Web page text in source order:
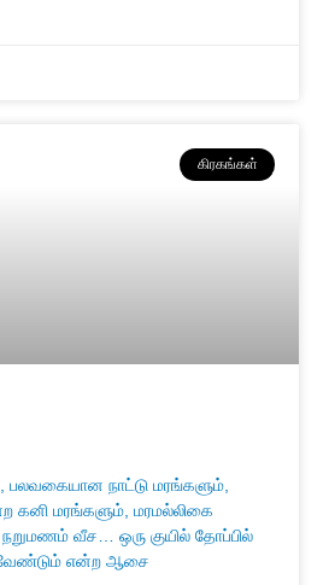
கிரகங்கள்
பலவகையான நாட்டு மரங்களும்,
கனி மரங்களும், மரமல்லிகை
வீச… ஒரு குயில் தோப்பில்
என்ற ஆசை